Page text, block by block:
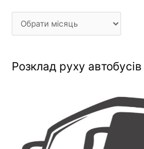
Розклад руху автобусів